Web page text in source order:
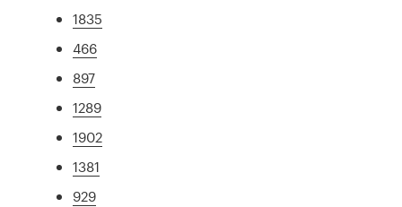
1835
466
897
1289
1902
1381
929